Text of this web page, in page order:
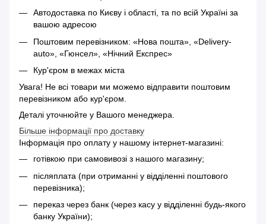
Автодоставка по Києву і області, та по всій Україні за
вашою адресою
Поштовим перевізником: «Нова пошта», «Delivery-
auto», «Гюнсел», «Нічний Експрес»
Кур'єром в межах міста
Увага! Не всі товари ми можемо відправити поштовим
перевізником або кур'єром.
Деталі уточнюйте у Вашого менеджера.
Більше інформації про доставку
Інформація про оплату у нашому інтернет-магазині:
готівкою при самовивозі з нашого магазину;
післяплата (при отриманні у відділенні поштового
перевізника);
переказ через банк (через касу у відділенні будь-якого
банку України);